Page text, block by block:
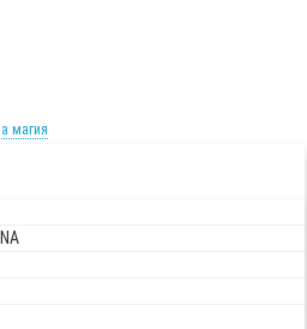
магия